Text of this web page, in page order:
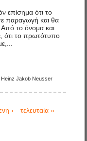
επίσημα ότι το
παραγωγή και θα
το όνομα και
ότι το πρωτότυπο
Heinz Jakob Neusser
› τελευταία »